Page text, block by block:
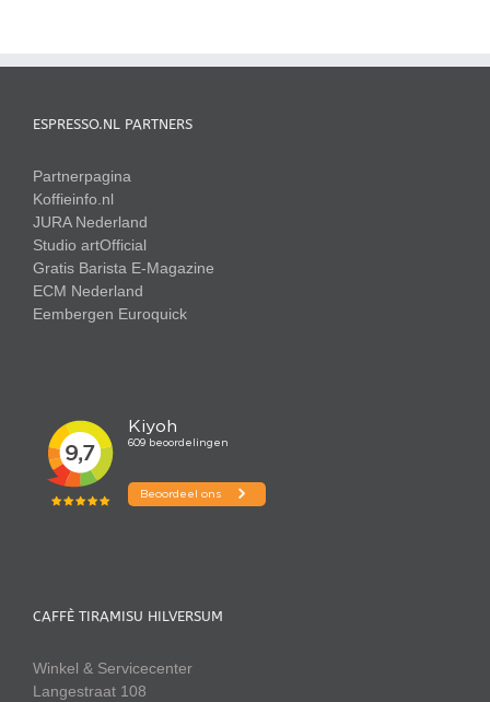
ESPRESSO.NL PARTNERS
Partnerpagina
Koffieinfo.nl
JURA Nederland
Studio artOfficial
Gratis Barista E-Magazine
ECM Nederland
Eembergen Euroquick
CAFFÈ TIRAMISU HILVERSUM
Winkel & Servicecenter
Langestraat 108